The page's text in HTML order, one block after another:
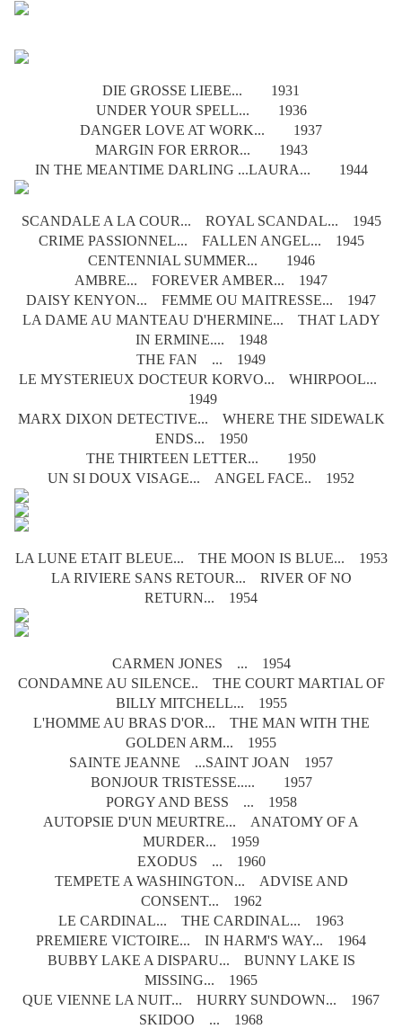
DIE GROSSE LIEBE... 1931
UNDER YOUR SPELL... 1936
DANGER LOVE AT WORK... 1937
MARGIN FOR ERROR... 1943
IN THE MEANTIME DARLING ...LAURA... 1944
SCANDALE A LA COUR... ROYAL SCANDAL... 1945
CRIME PASSIONNEL... FALLEN ANGEL... 1945
CENTENNIAL SUMMER... 1946
AMBRE... FOREVER AMBER... 1947
DAISY KENYON... FEMME OU MAITRESSE... 1947
LA DAME AU MANTEAU D'HERMINE... THAT LADY
IN ERMINE.... 1948
THE FAN ... 1949
LE MYSTERIEUX DOCTEUR KORVO... WHIRPOOL...
1949
MARX DIXON DETECTIVE... WHERE THE SIDEWALK
ENDS... 1950
THE THIRTEEN LETTER... 1950
UN SI DOUX VISAGE... ANGEL FACE.. 1952
LA LUNE ETAIT BLEUE... THE MOON IS BLUE... 1953
LA RIVIERE SANS RETOUR... RIVER OF NO
RETURN... 1954
CARMEN JONES ... 1954
CONDAMNE AU SILENCE.. THE COURT MARTIAL OF
BILLY MITCHELL... 1955
L'HOMME AU BRAS D'OR... THE MAN WITH THE
GOLDEN ARM... 1955
SAINTE JEANNE ...SAINT JOAN 1957
BONJOUR TRISTESSE..... 1957
PORGY AND BESS ... 1958
AUTOPSIE D'UN MEURTRE... ANATOMY OF A
MURDER... 1959
EXODUS ... 1960
TEMPETE A WASHINGTON... ADVISE AND
CONSENT... 1962
LE CARDINAL... THE CARDINAL... 1963
PREMIERE VICTOIRE... IN HARM'S WAY... 1964
BUBBY LAKE A DISPARU... BUNNY LAKE IS
MISSING... 1965
QUE VIENNE LA NUIT... HURRY SUNDOWN... 1967
SKIDOO ... 1968